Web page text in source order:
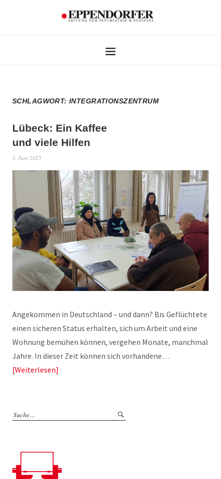
SCHLAGWORT:INTEGRATIONSZENTRUM
Lübeck: Ein Kaffee
und viele Hilfen
5. Juni 2025
Angekommen in Deutschland – und dann? Bis Geflüchtete
einen sicheren Status erhalten, sich um Arbeit und eine
Wohnung bemühen können, vergehen Monate, manchmal
Jahre. In dieser Zeit können sich vorhandene…
Weiterlesen